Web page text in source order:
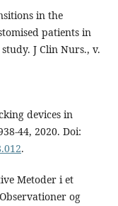
in the
patients in
J Clin Nurs., v.
devices in
44, 2020. Doi:
.
Metoder i et
og